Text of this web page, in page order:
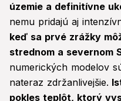
územie a definitívne
nemu pridajú aj
keď sa prvé zrážky
strednom a severnom
numerických modelov
nateraz zdržanlivejšie.
pokles teplôt, ktorý